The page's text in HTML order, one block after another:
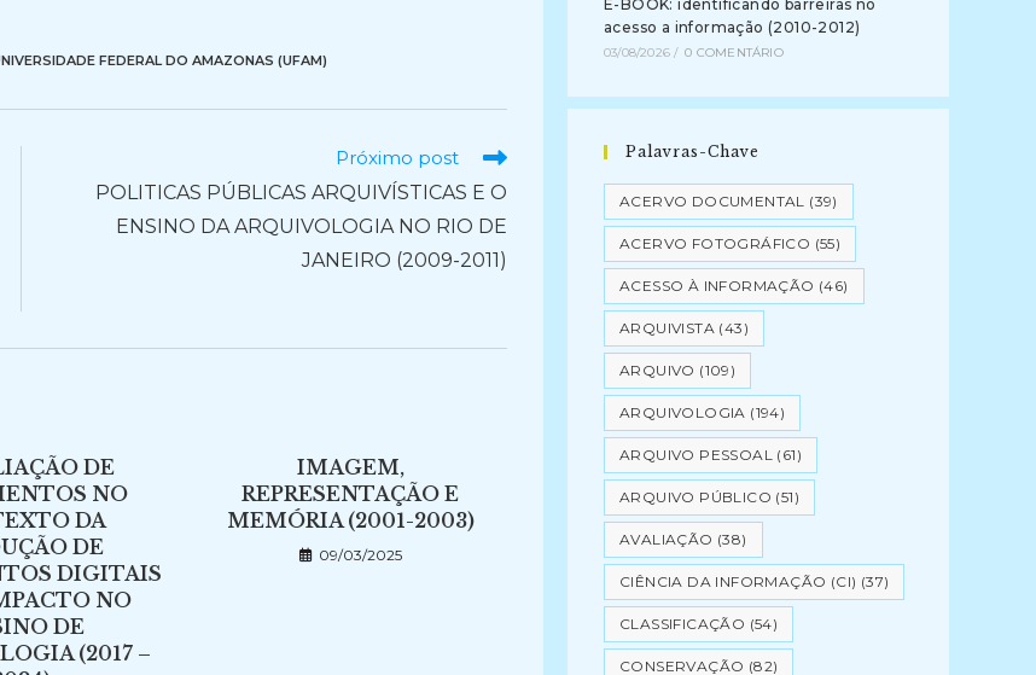
FEDERAL DO AMAZONAS (UFAM)
Próximo post
POLITICAS PÚBLICAS ARQUIVÍSTICAS E O
ENSINO DA ARQUIVOLOGIA NO RIO DE
JANEIRO (2009-2011)
DE
NO
DA
DE
DIGITAIS
NO
DE
(2017 –
IMAGEM,
REPRESENTAÇÃO E
MEMÓRIA (2001-2003)
09/03/2025
E-BOOK: identificando barreiras no
acesso a informação (2010-2012)
03/08/2026 / 0 COMENTÁRIO
Palavras-Chave
ACERVO DOCUMENTAL (39)
ACERVO FOTOGRÁFICO (55)
ACESSO À INFORMAÇÃO (46)
ARQUIVISTA (43)
ARQUIVO (109)
ARQUIVOLOGIA (194)
ARQUIVO PESSOAL (61)
ARQUIVO PÚBLICO (51)
AVALIAÇÃO (38)
CIÊNCIA DA INFORMAÇÃO (CI) (37)
CLASSIFICAÇÃO (54)
CONSERVAÇÃO (82)